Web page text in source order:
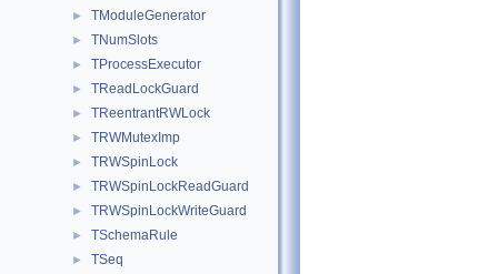
► TModuleGenerator
► TNumSlots
► TProcessExecutor
► TReadLockGuard
► TReentrantRWLock
► TRWMutexImp
► TRWSpinLock
► TRWSpinLockReadGuard
► TRWSpinLockWriteGuard
► TSchemaRule
► TSeq